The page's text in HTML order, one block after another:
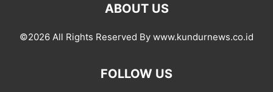
ABOUT US
©2026 All Rights Reserved By www.kundurnews.co.id
FOLLOW US